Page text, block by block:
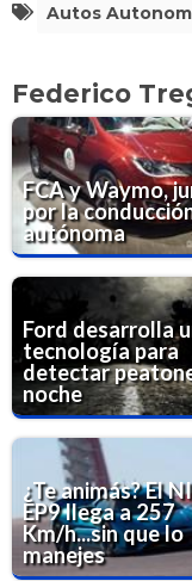
Autos
Federico
FCA y Waymo,
por la
autónoma
Ford desarrolla
tecnología para
detectar
noche
¿Te animás? El
EP9 llega a 257
Km/h...sin que lo
manejes